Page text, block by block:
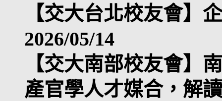
【交大台北校友會】
2026/05/14
【交大南部校友會】
產官學人才媒合，解